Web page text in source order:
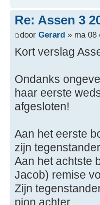
Re: Assen 3
door Gerard » ma 08
Kort verslag
Ondanks
haar eerste
afgesloten!
Aan het eerste
zijn
Aan het achtste
Jacob) remise
Zijn
pion achter.